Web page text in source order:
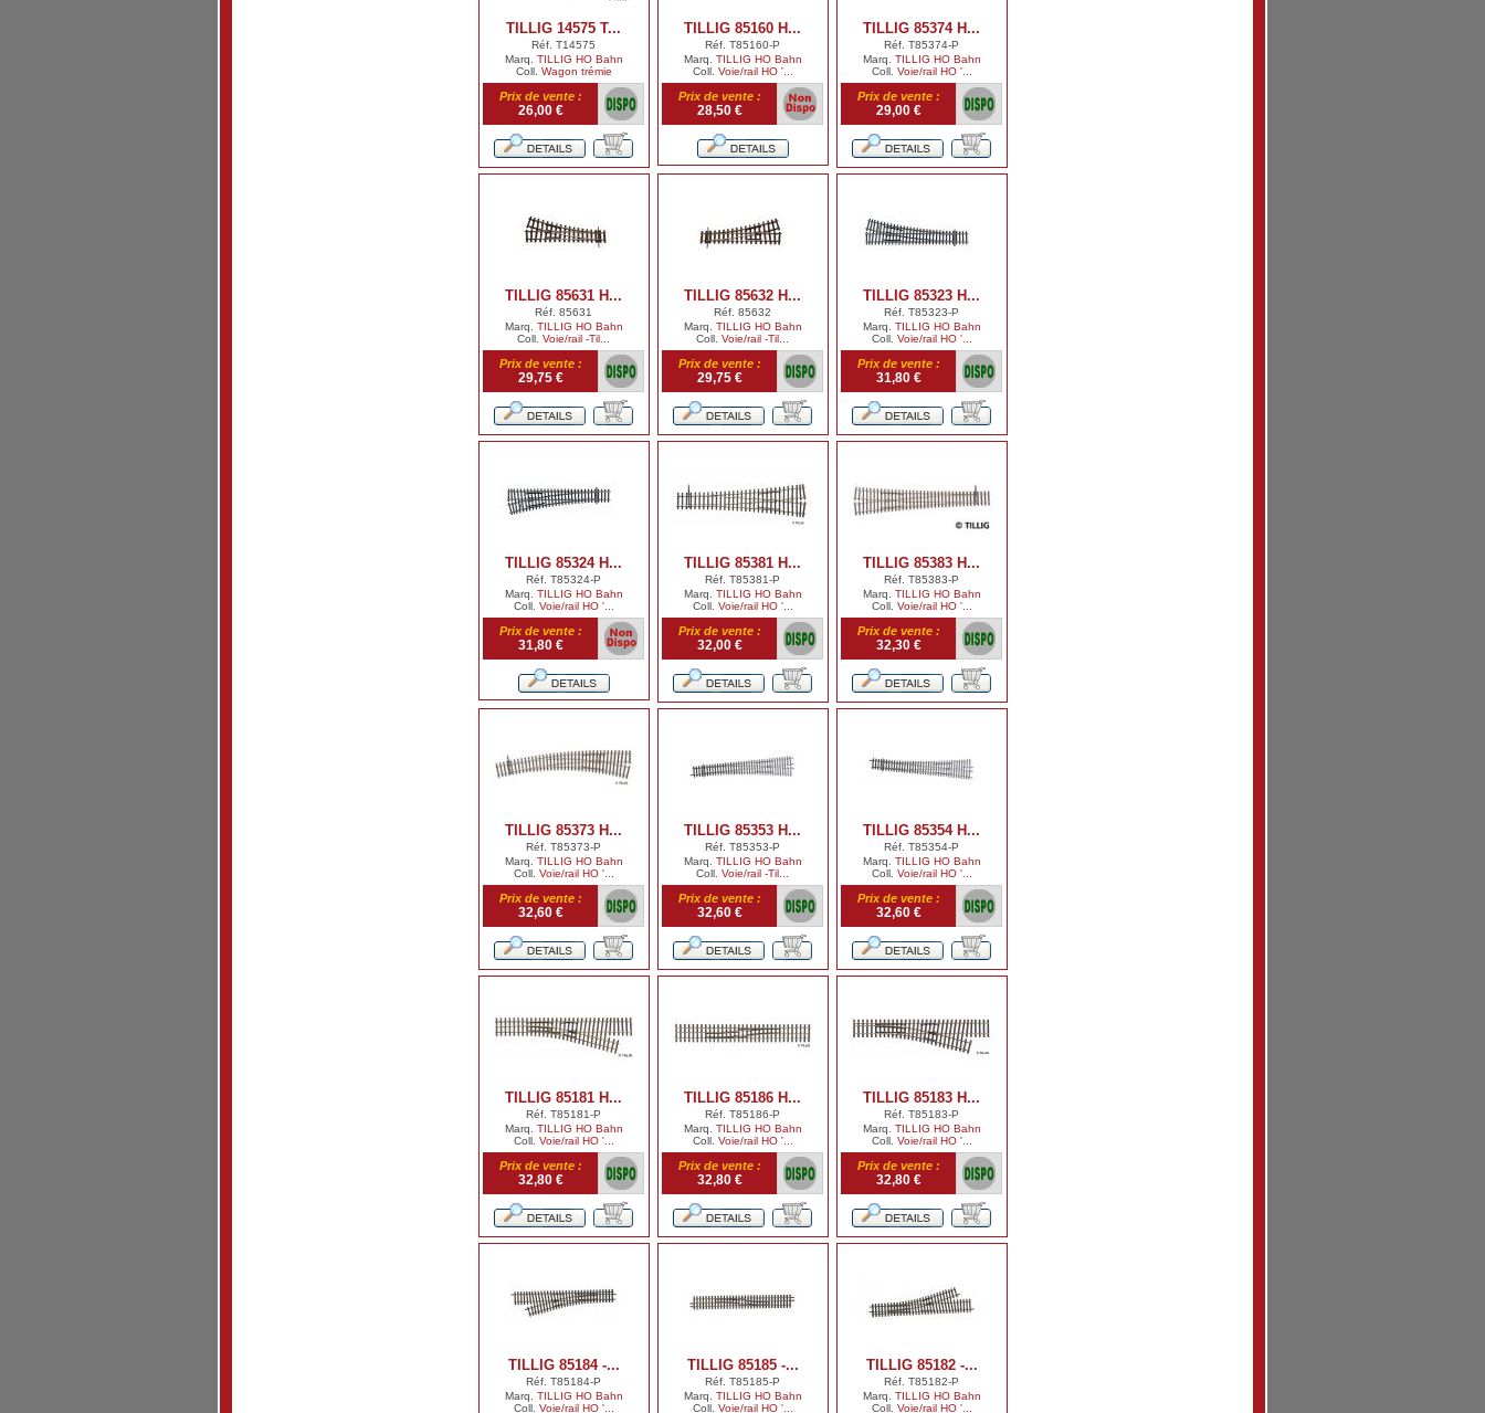
TILLIG 14575 T...
Réf. T14575
Marq. TILLIG HO Bahn
Coll. Wagon trémie
Prix de vente :
26,00 €
TILLIG 85160 H...
Réf. T85160-P
Marq. TILLIG HO Bahn
Coll. Voie/rail HO '...
Prix de vente :
28,50 €
TILLIG 85374 H...
Réf. T85374-P
Marq. TILLIG HO Bahn
Coll. Voie/rail HO '...
Prix de vente :
29,00 €
TILLIG 85631 H...
Réf. 85631
Marq. TILLIG HO Bahn
Coll. Voie/rail -Til...
Prix de vente :
29,75 €
TILLIG 85632 H...
Réf. 85632
Marq. TILLIG HO Bahn
Coll. Voie/rail -Til...
Prix de vente :
29,75 €
TILLIG 85323 H...
Réf. T85323-P
Marq. TILLIG HO Bahn
Coll. Voie/rail HO '...
Prix de vente :
31,80 €
TILLIG 85324 H...
Réf. T85324-P
Marq. TILLIG HO Bahn
Coll. Voie/rail HO '...
Prix de vente :
31,80 €
TILLIG 85381 H...
Réf. T85381-P
Marq. TILLIG HO Bahn
Coll. Voie/rail HO '...
Prix de vente :
32,00 €
TILLIG 85383 H...
Réf. T85383-P
Marq. TILLIG HO Bahn
Coll. Voie/rail HO '...
Prix de vente :
32,30 €
TILLIG 85373 H...
Réf. T85373-P
Marq. TILLIG HO Bahn
Coll. Voie/rail HO '...
Prix de vente :
32,60 €
TILLIG 85353 H...
Réf. T85353-P
Marq. TILLIG HO Bahn
Coll. Voie/rail -Til...
Prix de vente :
32,60 €
TILLIG 85354 H...
Réf. T85354-P
Marq. TILLIG HO Bahn
Coll. Voie/rail HO '...
Prix de vente :
32,60 €
TILLIG 85181 H...
Réf. T85181-P
Marq. TILLIG HO Bahn
Coll. Voie/rail HO '...
Prix de vente :
32,80 €
TILLIG 85186 H...
Réf. T85186-P
Marq. TILLIG HO Bahn
Coll. Voie/rail HO '...
Prix de vente :
32,80 €
TILLIG 85183 H...
Réf. T85183-P
Marq. TILLIG HO Bahn
Coll. Voie/rail HO '...
Prix de vente :
32,80 €
TILLIG 85184 -...
Réf. T85184-P
Marq. TILLIG HO Bahn
Coll. Voie/rail HO '...
TILLIG 85185 -...
Réf. T85185-P
Marq. TILLIG HO Bahn
Coll. Voie/rail HO '...
TILLIG 85182 -...
Réf. T85182-P
Marq. TILLIG HO Bahn
Coll. Voie/rail HO '...